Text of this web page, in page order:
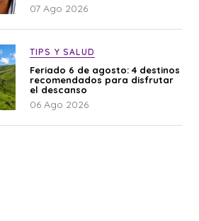
07 Ago 2026
TIPS Y SALUD
Feriado 6 de agosto: 4 destinos
recomendados para disfrutar
el descanso
06 Ago 2026